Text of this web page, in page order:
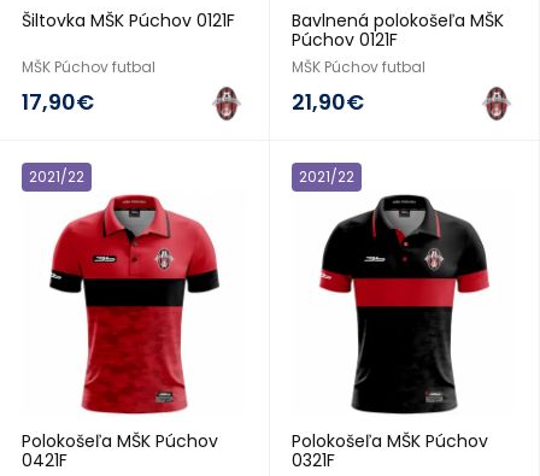
Šiltovka MŠK Púchov 0121F
MŠK Púchov futbal
17,90€
Bavlnená polokošeľa MŠK
Púchov 0121F
MŠK Púchov futbal
21,90€
2021/22
Polokošeľa MŠK Púchov
0421F
2021/22
Polokošeľa MŠK Púchov
0321F